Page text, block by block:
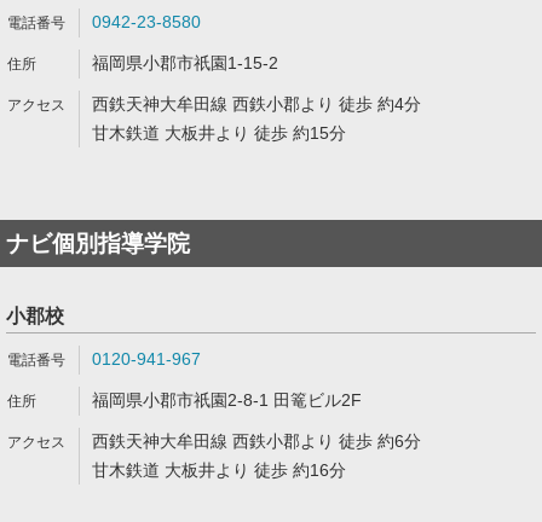
0942-23-8580
福岡県小郡市祇園1-15-2
西鉄天神大牟田線 西鉄小郡より 徒歩 約4分
甘木鉄道 大板井より 徒歩 約15分
ナビ個別指導学院
小郡校
0120-941-967
福岡県小郡市祇園2-8-1 田篭ビル2F
西鉄天神大牟田線 西鉄小郡より 徒歩 約6分
甘木鉄道 大板井より 徒歩 約16分